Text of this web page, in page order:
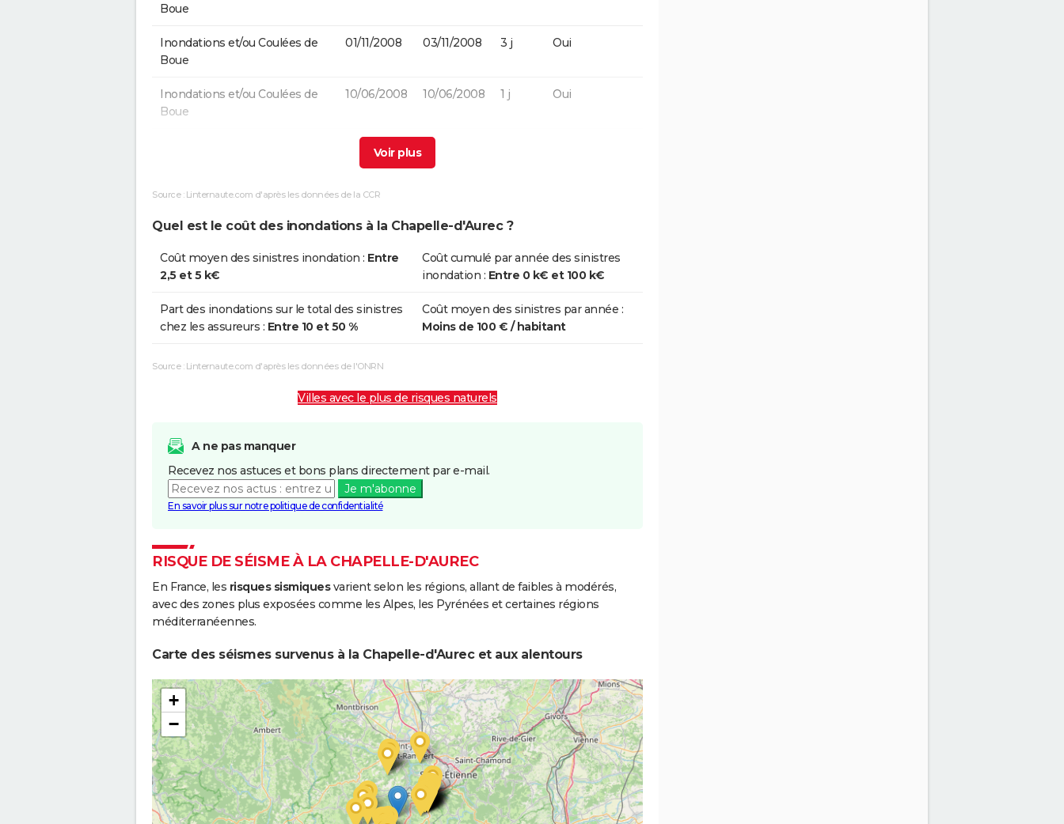
Boue
Inondations et/ou Coulées de
Boue
01/11/2008 03/11/2008 3 j Oui
Inondations et/ou Coulées de
Boue
10/06/2008 10/06/2008 1 j Oui
01/12/2003 02/12/2003
Inondations et/ou Coulées de
01/08/1996
Boue
Source : Linternaute.com d'après les données de la CCR
Quel est le coût des inondations à la Chapelle-d'Aurec ?
Coût moyen des sinistres inondation : Entre
2,5 et 5 k€
Coût cumulé par année des sinistres
inondation : Entre 0 k€ et 100 k€
Part des inondations sur le total des sinistres
chez les assureurs : Entre 10 et 50 %
Coût moyen des sinistres par année :
Moins de 100 € / habitant
Source : Linternaute.com d'après les données de l'ONRN
Villes avec le plus de risques naturels
A ne pas manquer
Recevez nos astuces et bons plans directement par e-mail.
Je m'abonne
En savoir plus sur notre politique de confidentialité
RISQUE DE SÉISME À LA CHAPELLE-D'AUREC
En France, les risques sismiquesvarient selon les régions, allant de faibles à modérés,
avec des zones plus exposées comme les Alpes, les Pyrénées et certaines régions
méditerranéennes.
Carte des séismes survenus à la Chapelle-d'Aurec et aux alentours
+
−